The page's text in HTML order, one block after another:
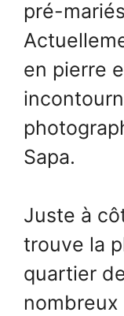
pré-
en pierre
Sapa.
Juste à
trouve la
quartier
nombreux